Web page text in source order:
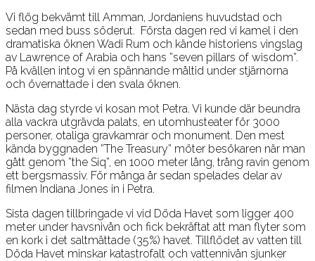
Vi flög bekvämt till Amman, Jordaniens huvudstad och
sedan med buss söderut. Första dagen red vi kamel i den
dramatiska öknen Wadi Rum och kände historiens vingslag
av Lawrence of Arabia och hans ”seven pillars of wisdom”.
På kvällen intog vi en spännande måltid under stjärnorna
och övernattade i den svala öknen.
Nästa dag styrde vi kosan mot Petra. Vi kunde där beundra
alla vackra utgrävda palats, en utomhusteater för 3000
personer, otaliga gravkamrar och monument. Den mest
kända byggnaden ”The Treasury” möter besökaren när man
gått genom ”the Siq”, en 1000 meter lång, trång ravin genom
ett bergsmassiv. För många år sedan spelades delar av
filmen Indiana Jones in i Petra.
Sista dagen tillbringade vi vid Döda Havet som ligger 400
meter under havsnivån och fick bekräftat att man flyter som
en kork i det saltmättade (35%) havet. Tillflödet av vatten till
Döda Havet minskar katastrofalt och vattennivån sjunker